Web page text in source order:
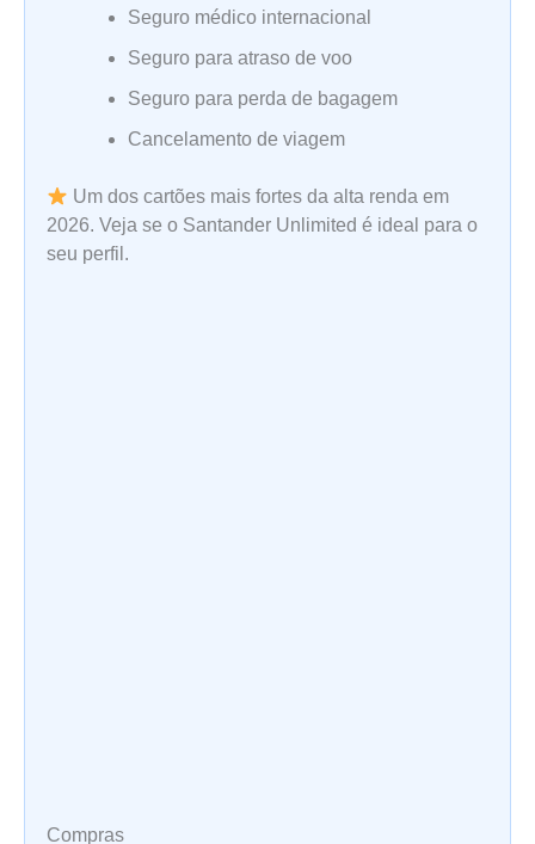
Seguro médico internacional
Seguro para atraso de voo
Seguro para perda de bagagem
Cancelamento de viagem
Um dos cartões mais fortes da alta renda em
2026. Veja se o Santander Unlimited é ideal para o
seu perfil.
Compras